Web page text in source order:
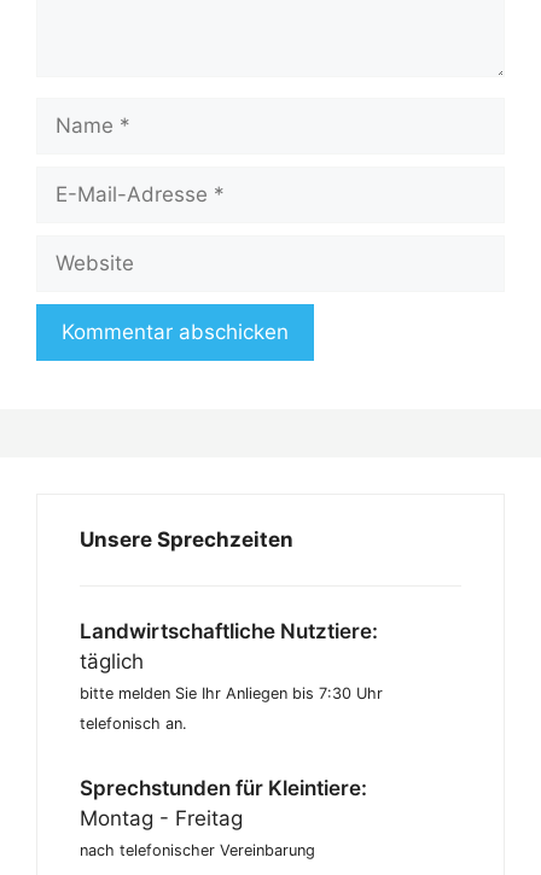
Mail-
Unsere Sprechzeiten
Landwirtschaftliche Nutztiere:
täglich
bitte melden Sie Ihr Anliegen bis 7:30 Uhr
telefonisch an.
Sprechstunden für Kleintiere:
Montag - Freitag
nach telefonischer Vereinbarung